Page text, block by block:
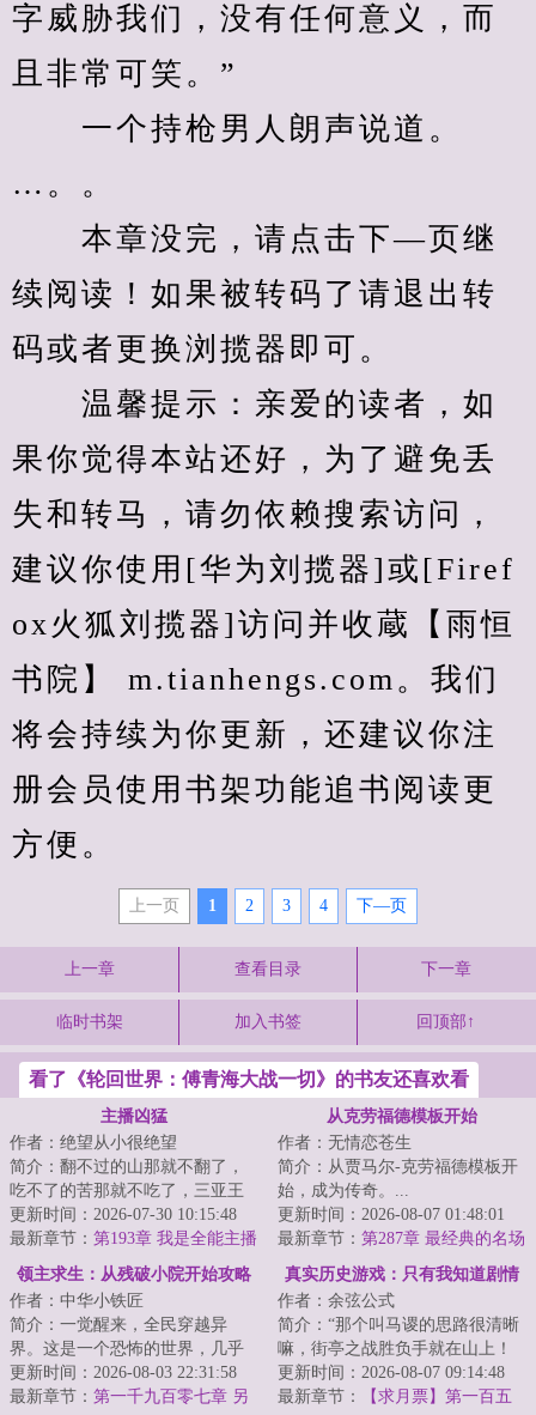
字威胁我们，没有任何意义，而
且非常可笑。”
一个持枪男人朗声说道。
…。。
本章没完，请点击下—页继
续阅读！如果被转码了请退出转
码或者更换浏揽器即可。
温馨提示：亲爱的读者，如
果你觉得本站还好，为了避免丢
失和转马，请勿依赖搜索访问，
建议你使用[华为刘揽器]或[Firef
ox火狐刘揽器]访问并收蔵【雨恒
书院】 m.tianhengs.com。我们
将会持续为你更新，还建议你注
册会员使用书架功能追书阅读更
方便。
上一页 1 2 3 4 下—页
上一章 查看目录 下一章
临时书架 加入书签 回顶部↑
看了《轮回世界：傅青海大战一切》的书友还喜欢看
主播凶猛
作者：绝望从小很绝望
简介：翻不过的山那就不翻了，
吃不了的苦那就不吃了，三亚王
李凡重活一世决定游戏可以打，
职业那是万万不...
更新时间：2026-07-30 10:15:48
最新章节： 第193章 我是全能主播
（大结局）
从克劳福德模板开始
作者：无情恋苍生
简介：从贾马尔-克劳福德模板开
始，成为传奇。...
更新时间：2026-08-07 01:48:01
最新章节： 第287章 最经典的名场
面（求订阅！！！）
领主求生：从残破小院开始攻略
作者：中华小铁匠
简介：一觉醒来，全民穿越异
界。这是一个恐怖的世界，几乎
不可度量。这里有巨龙、狮鹫、
哥布林、地精、矮...
更新时间：2026-08-03 22:31:58
最新章节： 第一千九百零七章 另
真实历史游戏：只有我知道剧情
作者：余弦公式
简介：“那个叫马谡的思路很清晰
嘛，街亭之战胜负手就在山上！
连山都不敢占的，都是庸才，根
本不足为虑！...
更新时间：2026-08-07 09:14:48
最新章节：
【求月票】第一百五